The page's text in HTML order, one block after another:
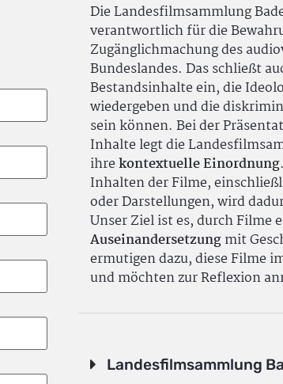
Die Landesfilmsammlung
verantwortlich für die
Zugänglichmachung des
Bundeslandes. Das schließt
Bestandsinhalte ein, die
wiedergeben und die
sein können. Bei der
Inhalte legt die
ihrekontextuelle Einordnung
Inhalten der Filme,
oder Darstellungen, wird
Unser Ziel ist es, durch Filme
Auseinandersetzungmit
ermutigen dazu, diese Filme
und möchten zur Reflexion
Landesfilmsammlung